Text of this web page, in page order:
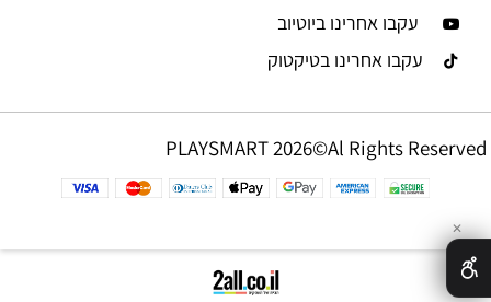
עקבו אחרינו ביוטיוב
עקבו אחרינו בטיקטוק
PLAYSMART 2026©Al Rights Reserved
✕